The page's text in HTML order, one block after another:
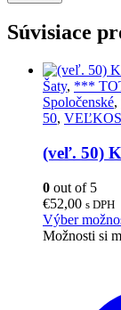
Súvisiace
Šaty, ***
Spoločenské,
50,
(veľ. 50)
0 out of 5
€52,00 s DPH
Výber
Možnosti si